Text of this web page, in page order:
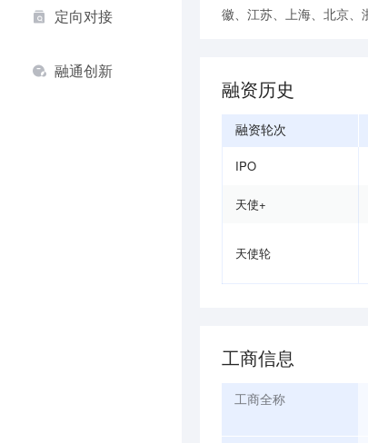
定向对接
融通创新
徽、江苏、上海、北京、
融资历史
融资轮次
IPO
天使+
天使轮
工商信息
工商全称